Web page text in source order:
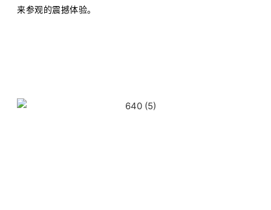
来参观的震撼体验。